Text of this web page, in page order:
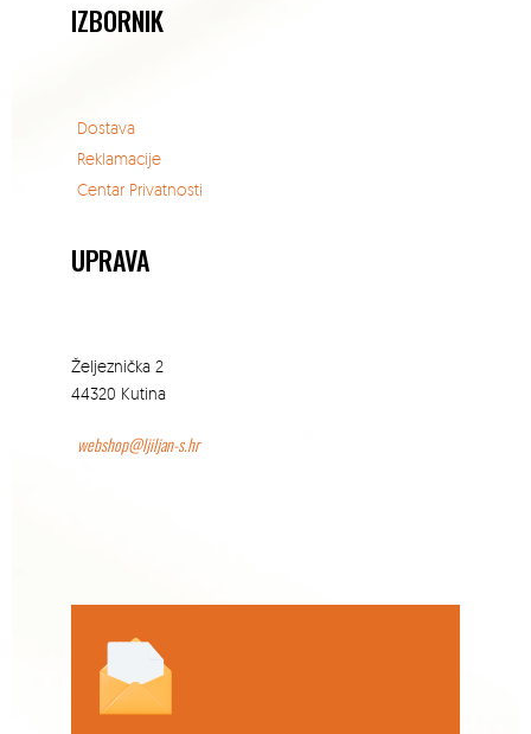
IZBORNIK
Dostava
Reklamacije
Centar Privatnosti
UPRAVA
Željeznička 2
44320 Kutina
webshop@ljiljan-s.hr